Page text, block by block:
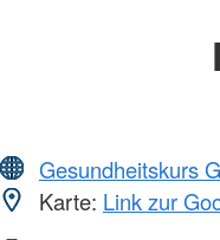
Gesundheitskurs
Karte: Link zur